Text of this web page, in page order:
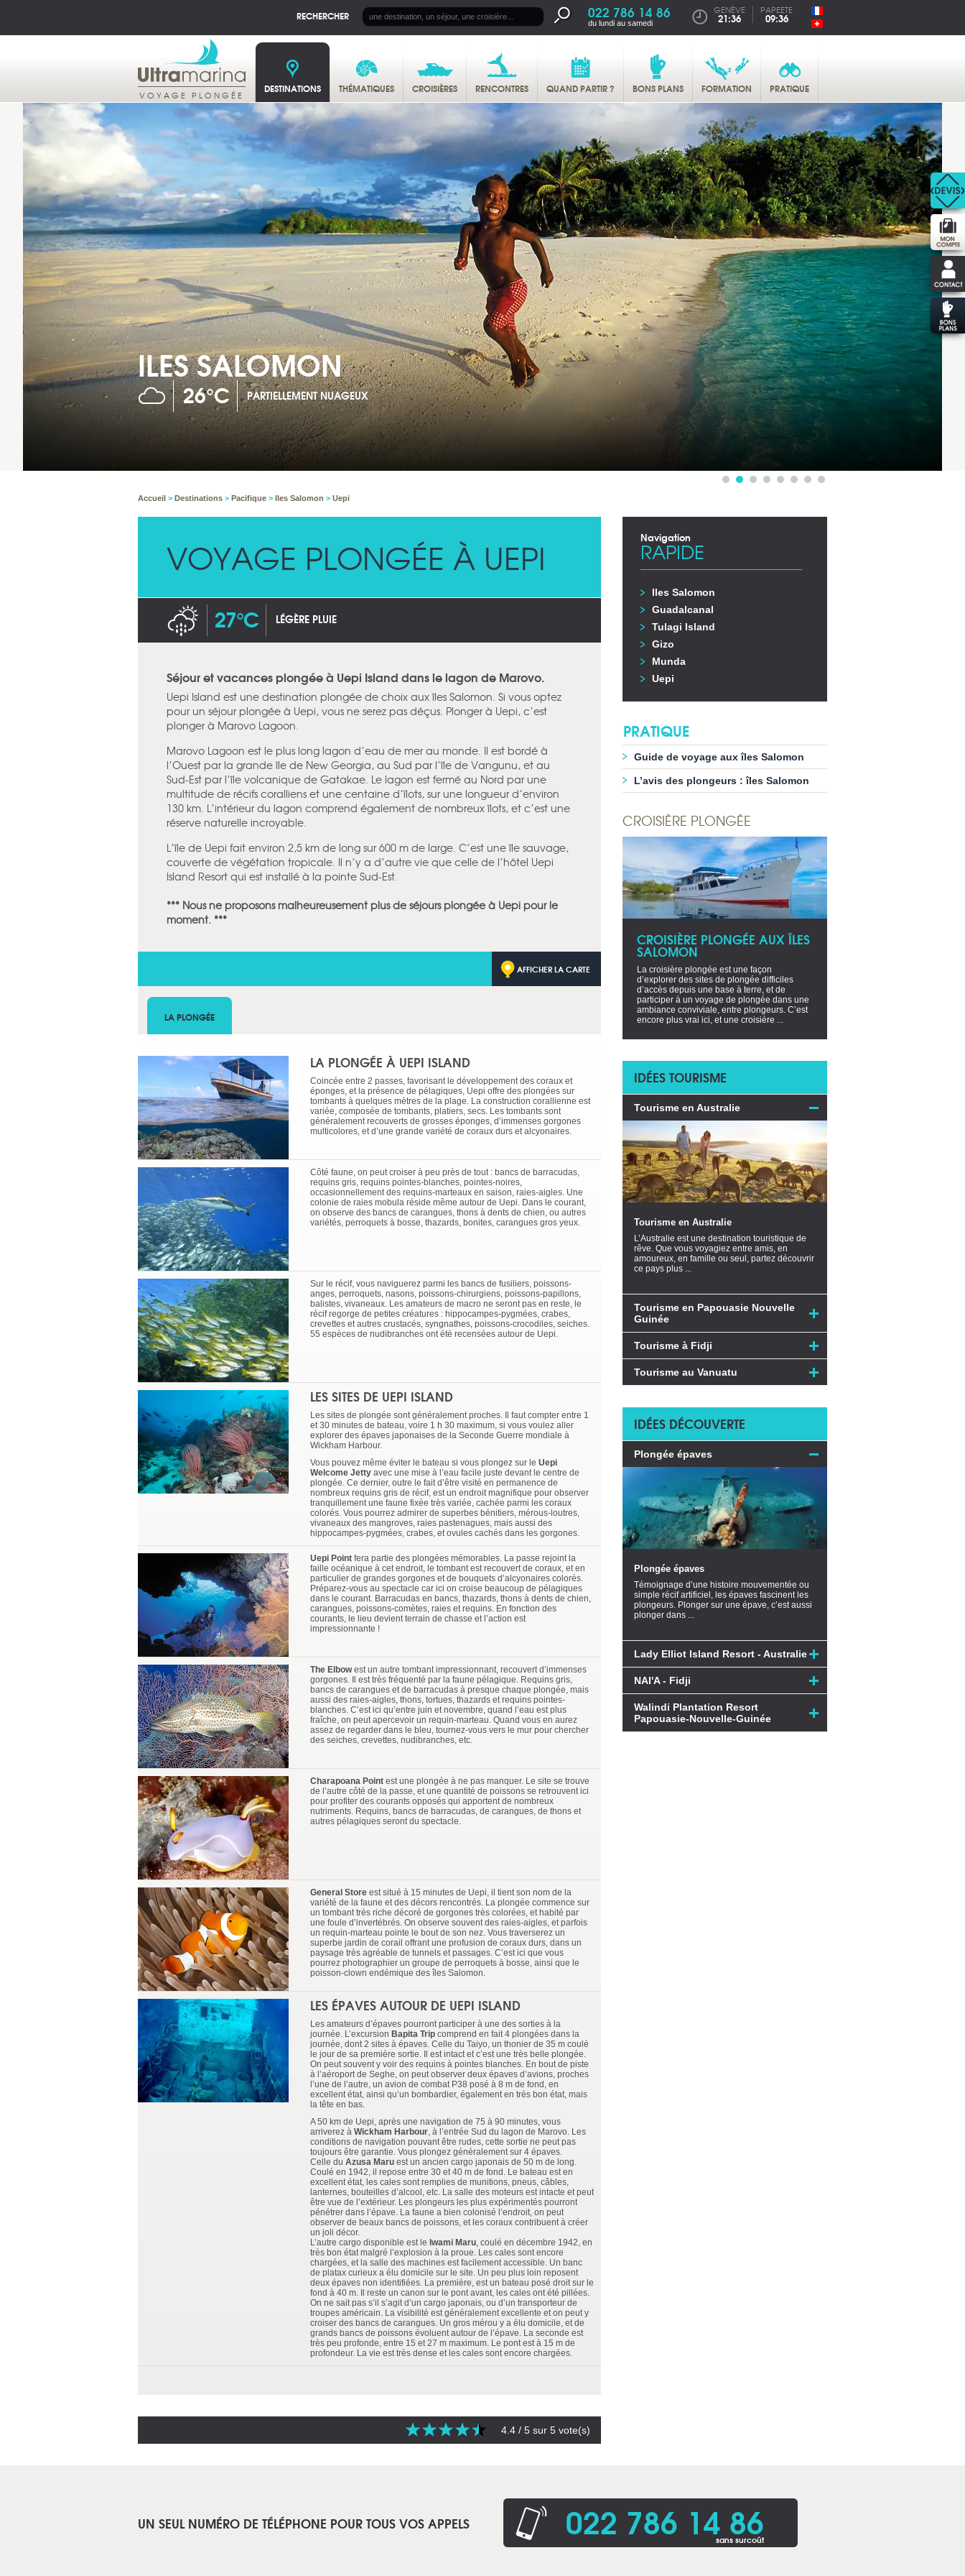
RECHERCHER 022 786 14 86
du lundi au samedi
GENÈVE
21:36
PAPEETE
09:36
VOYAGE PLONGÉE DESTINATIONS THÉMATIQUES CROISIÈRES RENCONTRES QUAND PARTIR ? BONS PLANS FORMATION PRATIQUE
ILES SALOMON
26°C PARTIELLEMENT NUAGEUX
Accueil > Destinations > Pacifique > Iles Salomon > Uepi
VOYAGE PLONGÉE À UEPI
27°C LÉGÈRE PLUIE
Séjour et vacances plongée à Uepi Island dans le lagon de Marovo.
Uepi Island est une destination plongée de choix aux îles Salomon. Si vous optez
pour un séjour plongée à Uepi, vous ne serez pas déçus. Plonger à Uepi, c’est
plonger à Marovo Lagoon.
Marovo Lagoon est le plus long lagon d’eau de mer au monde. Il est bordé à
l’Ouest par la grande île de New Georgia, au Sud par l’île de Vangunu, et au
Sud-Est par l’île volcanique de Gatakae. Le lagon est fermé au Nord par une
multitude de récifs coralliens et une centaine d’îlots, sur une longueur d’environ
130 km. L’intérieur du lagon comprend également de nombreux îlots, et c’est une
réserve naturelle incroyable.
L’île de Uepi fait environ 2,5 km de long sur 600 m de large. C’est une île sauvage,
couverte de végétation tropicale. Il n’y a d’autre vie que celle de l’hôtel Uepi
Island Resort qui est installé à la pointe Sud-Est.
*** Nous ne proposons malheureusement plus de séjours plongée à Uepi pour le
moment. ***
AFFICHER LA CARTE
LA PLONGÉE
LA PLONGÉE À UEPI ISLAND
Coincée entre 2 passes, favorisant le développement des coraux et
éponges, et la présence de pélagiques, Uepi offre des plongées sur
tombants à quelques mètres de la plage. La construction corallienne est
variée, composée de tombants, platiers, secs. Les tombants sont
généralement recouverts de grosses éponges, d’immenses gorgones
multicolores, et d’une grande variété de coraux durs et alcyonaires.
Côté faune, on peut croiser à peu près de tout : bancs de barracudas,
requins gris, requins pointes-blanches, pointes-noires,
occasionnellement des requins-marteaux en saison, raies-aigles. Une
colonie de raies mobula réside même autour de Uepi. Dans le courant,
on observe des bancs de carangues, thons à dents de chien, ou autres
variétés, perroquets à bosse, thazards, bonites, carangues gros yeux.
Sur le récif, vous naviguerez parmi les bancs de fusiliers, poissons-
anges, perroquets, nasons, poissons-chirurgiens, poissons-papillons,
balistes, vivaneaux. Les amateurs de macro ne seront pas en reste, le
récif regorge de petites créatures : hippocampes-pygmées, crabes,
crevettes et autres crustacés, syngnathes, poissons-crocodiles, seiches.
55 espèces de nudibranches ont été recensées autour de Uepi.
LES SITES DE UEPI ISLAND
Les sites de plongée sont généralement proches. Il faut compter entre 1
et 30 minutes de bateau, voire 1 h 30 maximum, si vous voulez aller
explorer des épaves japonaises de la Seconde Guerre mondiale à
Wickham Harbour.
Vous pouvez même éviter le bateau si vous plongez sur le Uepi
Welcome Jetty avec une mise à l’eau facile juste devant le centre de
plongée. Ce dernier, outre le fait d’être visité en permanence de
nombreux requins gris de récif, est un endroit magnifique pour observer
tranquillement une faune fixée très variée, cachée parmi les coraux
colorés. Vous pourrez admirer de superbes bénitiers, mérous-loutres,
vivaneaux des mangroves, raies pastenagues, mais aussi des
hippocampes-pygmées, crabes, et ovules cachés dans les gorgones.
Uepi Point fera partie des plongées mémorables. La passe rejoint la
faille océanique à cet endroit, le tombant est recouvert de coraux, et en
particulier de grandes gorgones et de bouquets d’alcyonaires colorés.
Préparez-vous au spectacle car ici on croise beaucoup de pélagiques
dans le courant. Barracudas en bancs, thazards, thons à dents de chien,
carangues, poissons-comètes, raies et requins. En fonction des
courants, le lieu devient terrain de chasse et l’action est
impressionnante !
The Elbowest un autre tombant impressionnant, recouvert d’immenses
gorgones. Il est très fréquenté par la faune pélagique. Requins gris,
bancs de carangues et de barracudas à presque chaque plongée, mais
aussi des raies-aigles, thons, tortues, thazards et requins pointes-
blanches. C’est ici qu’entre juin et novembre, quand l’eau est plus
fraîche, on peut apercevoir un requin-marteau. Quand vous en aurez
assez de regarder dans le bleu, tournez-vous vers le mur pour chercher
des seiches, crevettes, nudibranches, etc.
Charapoana Point est une plongée à ne pas manquer. Le site se trouve
de l’autre côté de la passe, et une quantité de poissons se retrouvent ici
pour profiter des courants opposés qui apportent de nombreux
nutriments. Requins, bancs de barracudas, de carangues, de thons et
autres pélagiques seront du spectacle.
General Store est situé à 15 minutes de Uepi, il tient son nom de la
variété de la faune et des décors rencontrés. La plongée commence sur
un tombant très riche décoré de gorgones très colorées, et habité par
une foule d’invertébrés. On observe souvent des raies-aigles, et parfois
un requin-marteau pointe le bout de son nez. Vous traverserez un
superbe jardin de corail offrant une profusion de coraux durs, dans un
paysage très agréable de tunnels et passages. C’est ici que vous
pourrez photographier un groupe de perroquets à bosse, ainsi que le
poisson-clown endémique des îles Salomon.
LES ÉPAVES AUTOUR DE UEPI ISLAND
Les amateurs d’épaves pourront participer à une des sorties à la
journée. L’excursion Bapita Trip comprend en fait 4 plongées dans la
journée, dont 2 sites à épaves. Celle du Taiyo, un thonier de 35 m coulé
le jour de sa première sortie. Il est intact et c’est une très belle plongée.
On peut souvent y voir des requins à pointes blanches. En bout de piste
à l’aéroport de Seghe, on peut observer deux épaves d’avions, proches
l’une de l’autre, un avion de combat P38 posé à 8 m de fond, en
excellent état, ainsi qu’un bombardier, également en très bon état, mais
la tête en bas.
A 50 km de Uepi, après une navigation de 75 à 90 minutes, vous
arriverez à Wickham Harbour, à l’entrée Sud du lagon de Marovo. Les
conditions de navigation pouvant être rudes, cette sortie ne peut pas
toujours être garantie. Vous plongez généralement sur 4 épaves.
Celle du Azusa Maru est un ancien cargo japonais de 50 m de long.
Coulé en 1942, il repose entre 30 et 40 m de fond. Le bateau est en
excellent état, les cales sont remplies de munitions, pneus, câbles,
lanternes, bouteilles d’alcool, etc. La salle des moteurs est intacte et peut
être vue de l’extérieur. Les plongeurs les plus expérimentés pourront
pénétrer dans l’épave. La faune a bien colonisé l’endroit, on peut
observer de beaux bancs de poissons, et les coraux contribuent à créer
un joli décor.
L’autre cargo disponible est le Iwami Maru, coulé en décembre 1942, en
très bon état malgré l’explosion à la proue. Les cales sont encore
chargées, et la salle des machines est facilement accessible. Un banc
de platax curieux a élu domicile sur le site. Un peu plus loin reposent
deux épaves non identifiées. La première, est un bateau posé droit sur le
fond à 40 m. Il reste un canon sur le pont avant, les cales ont été pillées.
On ne sait pas s’il s’agit d’un cargo japonais, ou d’un transporteur de
troupes américain. La visibilité est généralement excellente et on peut y
croiser des bancs de carangues. Un gros mérou y a élu domicile, et de
grands bancs de poissons évoluent autour de l’épave. La seconde est
très peu profonde, entre 15 et 27 m maximum. Le pont est à 15 m de
profondeur. La vie est très dense et les cales sont encore chargées.
4.4 / 5 sur 5 vote(s)
Navigation
RAPIDE
Iles Salomon
Guadalcanal
Tulagi Island
Gizo
Munda
Uepi
PRATIQUE
Guide de voyage aux îles Salomon
L’avis des plongeurs : îles Salomon
CROISIÈRE PLONGÉE
CROISIÈRE PLONGÉE AUX ÎLES
SALOMON
La croisière plongée est une façon
d’explorer des sites de plongée difficiles
d’accès depuis une base à terre, et de
participer à un voyage de plongée dans une
ambiance conviviale, entre plongeurs. C’est
encore plus vrai ici, et une croisière ...
IDÉES TOURISME
Tourisme en Australie
Tourisme en Australie
L’Australie est une destination touristique de
rêve. Que vous voyagiez entre amis, en
amoureux, en famille ou seul, partez découvrir
ce pays plus ...
Tourisme en Papouasie Nouvelle
Guinée
Tourisme à Fidji
Tourisme au Vanuatu
IDÉES DÉCOUVERTE
Plongée épaves
Plongée épaves
Témoignage d’une histoire mouvementée ou
simple récif artificiel, les épaves fascinent les
plongeurs. Plonger sur une épave, c’est aussi
plonger dans ...
Lady Elliot Island Resort - Australie
NAI'A - Fidji
Walindi Plantation Resort
Papouasie-Nouvelle-Guinée
UN SEUL NUMÉRO DE TÉLÉPHONE POUR TOUS VOS APPELS 022 786 14 86
sans surcoût